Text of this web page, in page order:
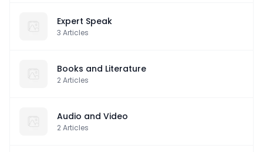
Expert Speak
3 Articles
Books and Literature
2Articles
Audio and Video
2Articles